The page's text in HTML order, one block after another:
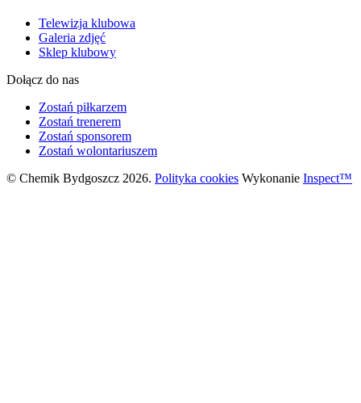
Telewizja klubowa
Galeria zdjęć
Sklep klubowy
Dołącz do nas
Zostań piłkarzem
Zostań trenerem
Zostań sponsorem
Zostań wolontariuszem
© Chemik Bydgoszcz 2026. Polityka cookies Wykonanie Inspect™